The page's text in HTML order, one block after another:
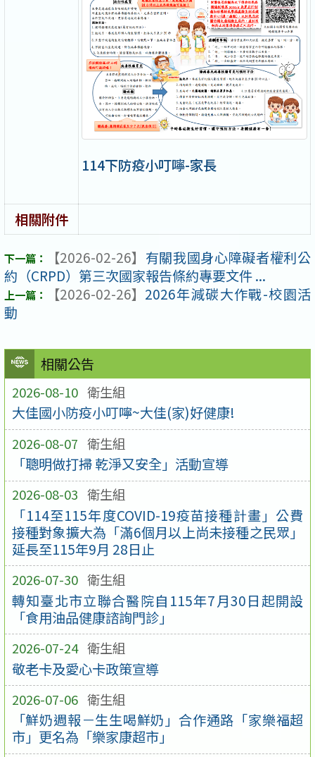
相關公告
2026-08-10 衛生組
大佳國小防疫小叮嚀~大佳(家)好健康!
2026-08-07 衛生組
「聰明做打掃 乾淨又安全」活動宣導
2026-08-03 衛生組
「114至115年度COVID-19疫苗接種計畫」公費
接種對象擴大為「滿6個月以上尚未接種之民眾」
延長至115年9月 28日止
2026-07-30 衛生組
轉知臺北市立聯合醫院自115年7月30日起開設
「食用油品健康諮詢門診」
2026-07-24 衛生組
敬老卡及愛心卡政策宣導
2026-07-06 衛生組
「鮮奶週報－生生喝鮮奶」合作通路「家樂福超
市」更名為「樂家康超市」
114下防疫小叮嚀-家長
相關附件
【2026-02-26】 有關我國身心障礙者權利公
約（CRPD）第三次國家報告條約專要文件 ...
【2026-02-26】 2026年減碳大作戰-校園活
動